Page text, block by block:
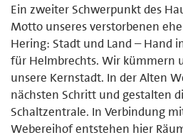
Ein zweiter Schwerpunkt des
Motto unseres verstorbenen
Hering: Stadt und Land – Hand
für Helmbrechts. Wir kümmern
unsere Kernstadt. In der Alten
nächsten Schritt und gestalten
Schaltzentrale. In Verbindung
Webereihof entstehen hier